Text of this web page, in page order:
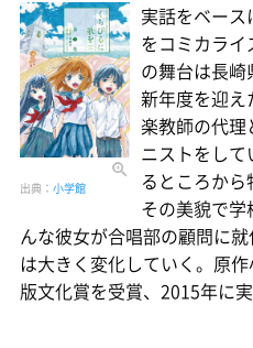
出典： 小学館
実話をベー
をコミカラ
の舞台は長崎
新年度を迎え
楽教師の代理
ニストをして
るところか
その美貌で
んな彼女が合唱部の顧問に
は大きく変化していく。原
版文化賞を受賞、2015年に実